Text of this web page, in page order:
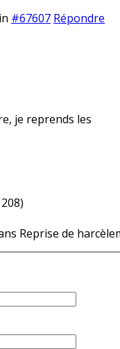
#67607 Répondre
je reprends les
Reprise de